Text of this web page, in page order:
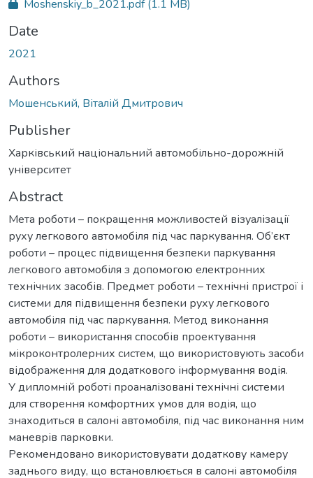
Moshenskiy_b_2021.pdf(1.1 MB)
Date
2021
Authors
Мошенський, Віталій Дмитрович
Publisher
Харківський національний автомобільно-дорожній
університет
Abstract
Мета роботи – покращення можливостей візуалізації
руху легкового автомобіля під час паркування. Об’єкт
роботи – процес підвищення безпеки паркування
легкового автомобіля з допомогою електронних
технічних засобів. Предмет роботи – технічні пристрої і
системи для підвищення безпеки руху легкового
автомобіля під час паркування. Метод виконання
роботи – використання способів проектування
мікроконтролерних систем, що використовують засоби
відображення для додаткового інформування водія.
У дипломній роботі проаналізовані технічні системи
для створення комфортних умов для водія, що
знаходиться в салоні автомобіля, під час виконання ним
маневрів парковки.
Рекомендовано використовувати додаткову камеру
заднього виду, що встановлюється в салоні автомобіля